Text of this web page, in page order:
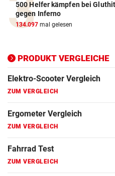
500 Helfer kämpfen bei
gegen Inferno
134.097 mal gelesen
PRODUKT VERGLEICHE
Elektro-Scooter Vergleich
ZUM VERGLEICH
ZUM VERGLEICH
Fahrrad Test
ZUM VERGLEICH
Fahrradanhänger Vergleich
ZUM VERGLEICH
Faszienrolle Vergleich
ZUM VERGLEICH